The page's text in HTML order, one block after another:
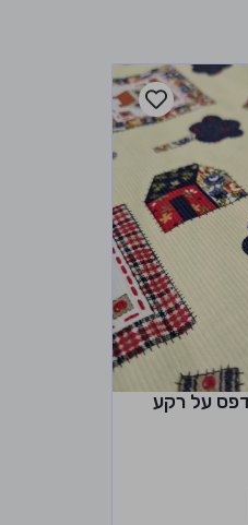
על רקע